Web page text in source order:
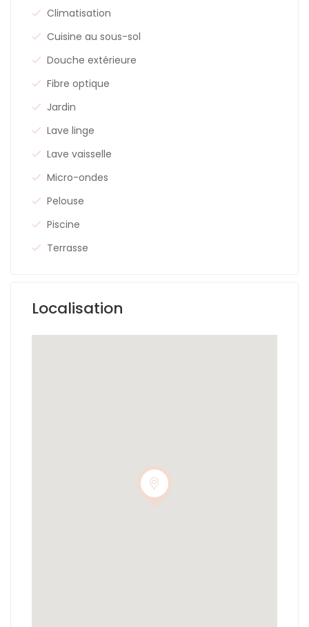
Climatisation
Cuisine au sous-sol
Douche extérieure
Fibre optique
Jardin
Lave linge
Lave vaisselle
Micro-ondes
Pelouse
Piscine
Terrasse
Localisation